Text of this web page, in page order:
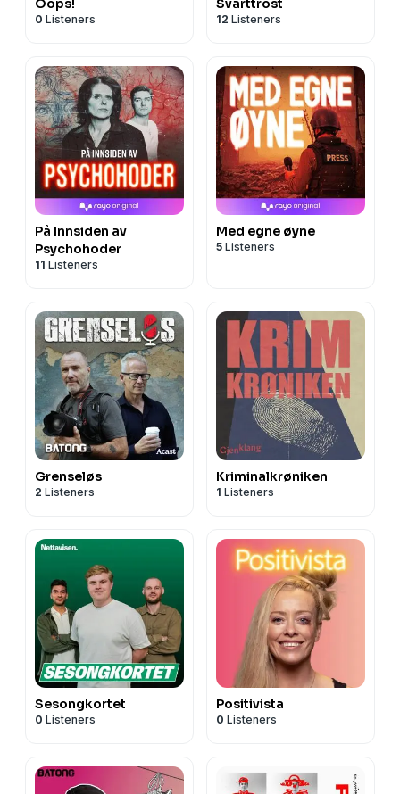
Oops!
0 Listeners
Svarttrost
12 Listeners
På Innsiden av
Psychohoder
11 Listeners
Med egne øyne
5 Listeners
Grenseløs
2 Listeners
Kriminalkrøniken
1 Listeners
Sesongkortet
0 Listeners
Positivista
0 Listeners